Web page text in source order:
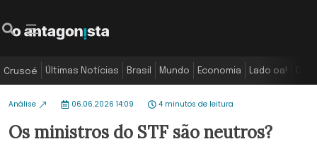
Crusoé Últimas Notícias Brasil Mundo Economia Lado oa!
Análise 06.06.2026 14:09 4 minutos de leitura
Os ministros do STF são neutros?